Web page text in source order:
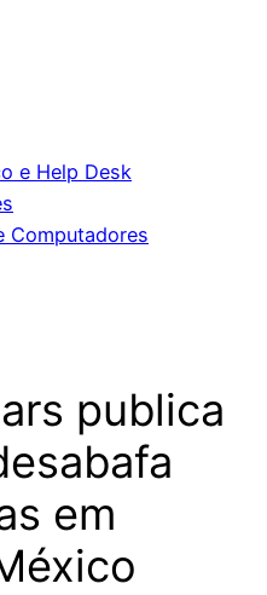
e Help Desk
Computadores
publica
em